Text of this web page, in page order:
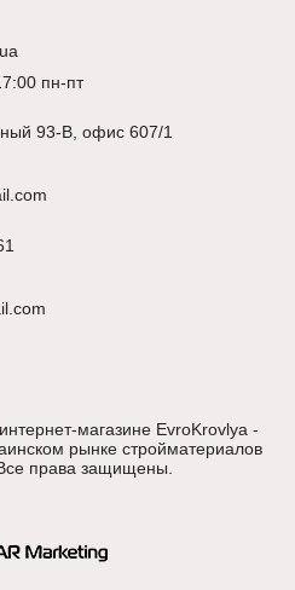
пн-пт
93-В, офис 607/1
магазине EvroKrovlya -
рынке стройматериалов
Все права защищены.